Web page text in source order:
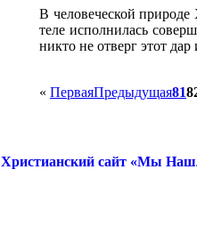
В человеческой
теле исполнилась
никто не отверг этот
« ПерваяПредыдущая81
Христианский сайт «Мы